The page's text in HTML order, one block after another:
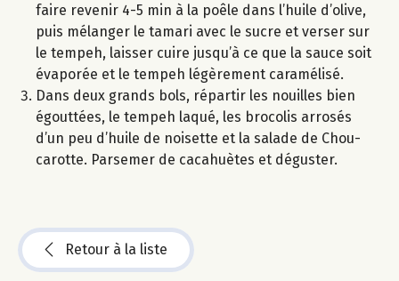
faire revenir 4-5 min à la poêle dans l’huile d’olive,
puis mélanger le tamari avec le sucre et verser sur
le tempeh, laisser cuire jusqu’à ce que la sauce soit
évaporée et le tempeh légèrement caramélisé.
Dans deux grands bols, répartir les nouilles bien
égouttées, le tempeh laqué, les brocolis arrosés
d’un peu d’huile de noisette et la salade de Chou-
carotte. Parsemer de cacahuètes et déguster.
Retour à la liste